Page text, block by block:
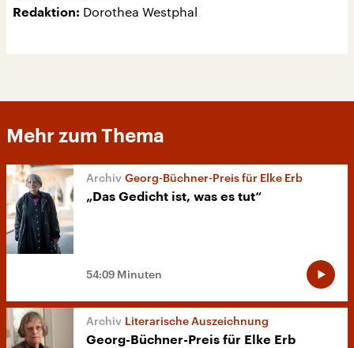
Redaktion: Dorothea Westphal
Mehr zum Thema
Georg-Büchner-Preis für Elke Erb
„Das Gedicht ist, was es tut“
54:09 Minuten
Literarische Auszeichnung
Georg-Büchner-Preis für Elke Erb